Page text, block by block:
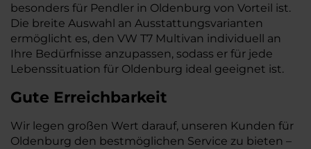
besonders für Pendler in Oldenburg von Vorteil ist.
Die breite Auswahl an Ausstattungsvarianten
ermöglicht es, den VW T7 Multivan individuell an
Ihre Bedürfnisse anzupassen, sodass er für jede
Lebenssituation für Oldenburg ideal geeignet ist.
Gute Erreichbarkeit
Wir legen großen Wert darauf, unseren Kunden für
Oldenburg den bestmöglichen Service zu bieten –